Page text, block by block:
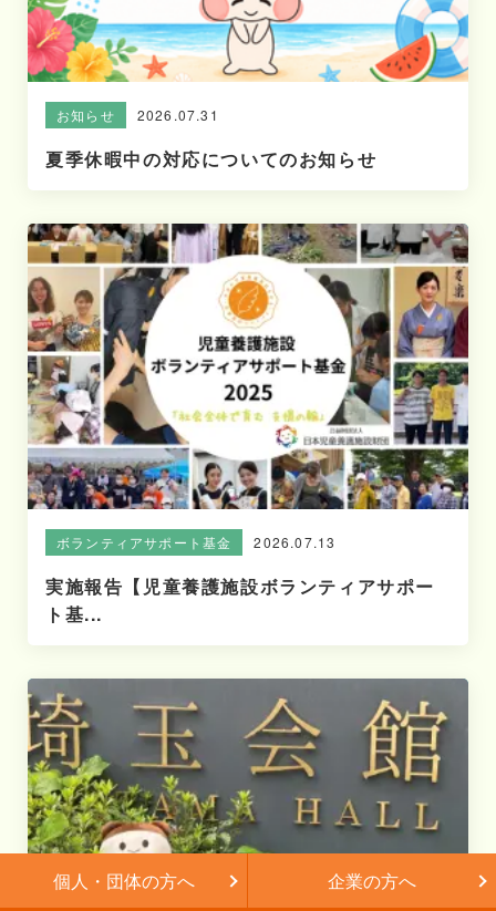
個人・団体の方へ 企業の方へ
お知らせ 2026.07.31
夏季休暇中の対応についてのお知らせ
ボランティアサポート基金 2026.07.13
実施報告【児童養護施設ボランティアサポー
ト基...